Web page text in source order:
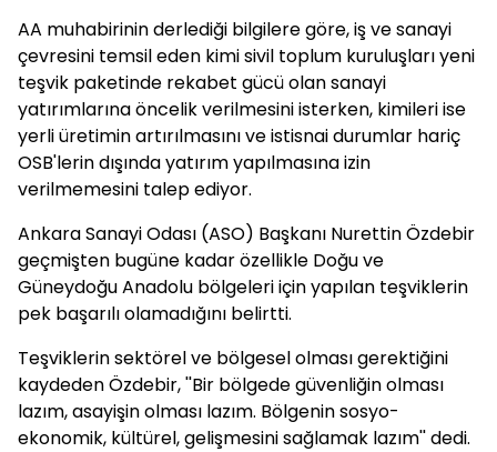
AA muhabirinin derlediği bilgilere göre, iş ve sanayi
çevresini temsil eden kimi sivil toplum kuruluşları yeni
teşvik paketinde rekabet gücü olan sanayi
yatırımlarına öncelik verilmesini isterken, kimileri ise
yerli üretimin artırılmasını ve istisnai durumlar hariç
OSB'lerin dışında yatırım yapılmasına izin
verilmemesini talep ediyor.
Ankara Sanayi Odası (ASO) Başkanı Nurettin Özdebir
geçmişten bugüne kadar özellikle Doğu ve
Güneydoğu Anadolu bölgeleri için yapılan teşviklerin
pek başarılı olamadığını belirtti.
Teşviklerin sektörel ve bölgesel olması gerektiğini
kaydeden Özdebir, ''Bir bölgede güvenliğin olması
lazım, asayişin olması lazım. Bölgenin sosyo-
ekonomik, kültürel, gelişmesini sağlamak lazım'' dedi.